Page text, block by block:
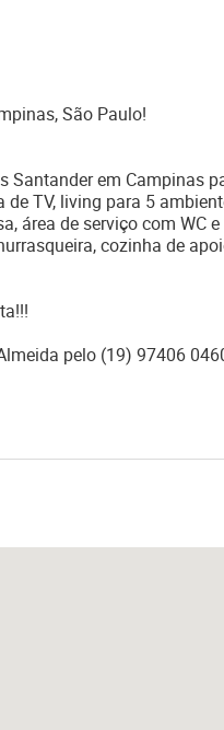
São Paulo!
Santander em Campinas
TV, living para 5
área de serviço com WC
cozinha de
pelo (19) 97406